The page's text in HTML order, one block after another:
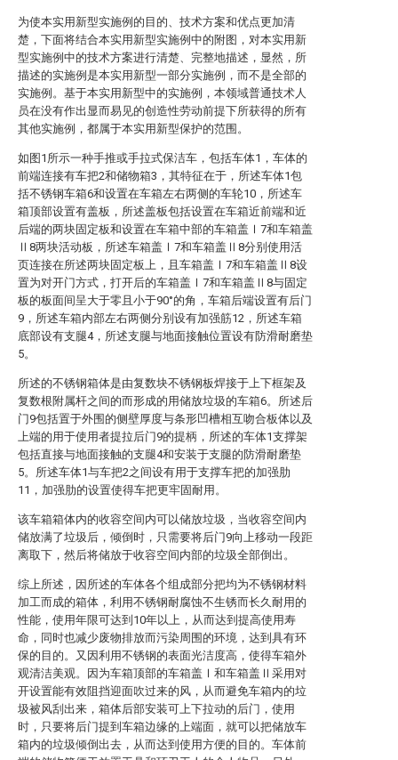
为使本实用新型实施例的目的、技术方案和优点更加清
楚，下面将结合本实用新型实施例中的附图，对本实用新
型实施例中的技术方案进行清楚、完整地描述，显然，所
描述的实施例是本实用新型一部分实施例，而不是全部的
实施例。基于本实用新型中的实施例，本领域普通技术人
员在没有作出显而易见的创造性劳动前提下所获得的所有
其他实施例，都属于本实用新型保护的范围。
如图1所示一种手推或手拉式保洁车，包括车体1，车体的
前端连接有车把2和储物箱3，其特征在于，所述车体1包
括不锈钢车箱6和设置在车箱左右两侧的车轮10，所述车
箱顶部设置有盖板，所述盖板包括设置在车箱近前端和近
后端的两块固定板和设置在车箱中部的车箱盖Ⅰ7和车箱盖
Ⅱ8两块活动板，所述车箱盖Ⅰ7和车箱盖Ⅱ8分别使用活
页连接在所述两块固定板上，且车箱盖Ⅰ7和车箱盖Ⅱ8设
置为对开门方式，打开后的车箱盖Ⅰ7和车箱盖Ⅱ8与固定
板的板面间呈大于零且小于90°的角，车箱后端设置有后门
9，所述车箱内部左右两侧分别设有加强筋12，所述车箱
底部设有支腿4，所述支腿与地面接触位置设有防滑耐磨垫
5。
所述的不锈钢箱体是由复数块不锈钢板焊接于上下框架及
复数根附属杆之间的而形成的用储放垃圾的车箱6。所述后
门9包括置于外围的侧壁厚度与条形凹槽相互吻合板体以及
上端的用于使用者提拉后门9的提柄，所述的车体1支撑架
包括直接与地面接触的支腿4和安装于支腿的防滑耐磨垫
5。所述车体1与车把2之间设有用于支撑车把的加强肋
11，加强肋的设置使得车把更牢固耐用。
该车箱箱体内的收容空间内可以储放垃圾，当收容空间内
储放满了垃圾后，倾倒时，只需要将后门9向上移动一段距
离取下，然后将储放于收容空间内部的垃圾全部倒出。
综上所述，因所述的车体各个组成部分把均为不锈钢材料
加工而成的箱体，利用不锈钢耐腐蚀不生锈而长久耐用的
性能，使用年限可达到10年以上，从而达到提高使用寿
命，同时也减少废物排放而污染周围的环境，达到具有环
保的目的。又因利用不锈钢的表面光洁度高，使得车箱外
观清洁美观。因为车箱顶部的车箱盖Ⅰ和车箱盖Ⅱ采用对
开设置能有效阻挡迎面吹过来的风，从而避免车箱内的垃
圾被风刮出来，箱体后部安装可上下拉动的后门，使用
时，只要将后门提到车箱边缘的上端面，就可以把储放车
箱内的垃圾倾倒出去，从而达到使用方便的目的。车体前